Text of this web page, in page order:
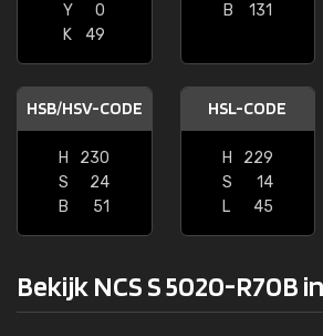
Y
0
K
49
B
131
HSB/HSV-CODE
H
230
S
24
B
51
HSL-CODE
H
229
S
14
L
45
Bekijk NCS S 5020-R70B